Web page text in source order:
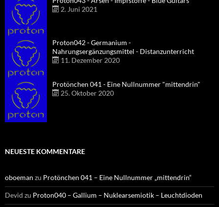
2. Juni 2021
Proton042 - Germanium -
Nahrungsergänzungsmittel - Distanzunterricht
11. Dezember 2020
Protönchen 041 - Eine Nullnummer "mittendrin"
25. Oktober 2020
NEUESTE KOMMENTARE
oboeman zu Protönchen 041 – Eine Nullnummer „mittendrin“
Devid zu Proton040 – Gallium – Nuklearsemiotik – Leuchtdioden